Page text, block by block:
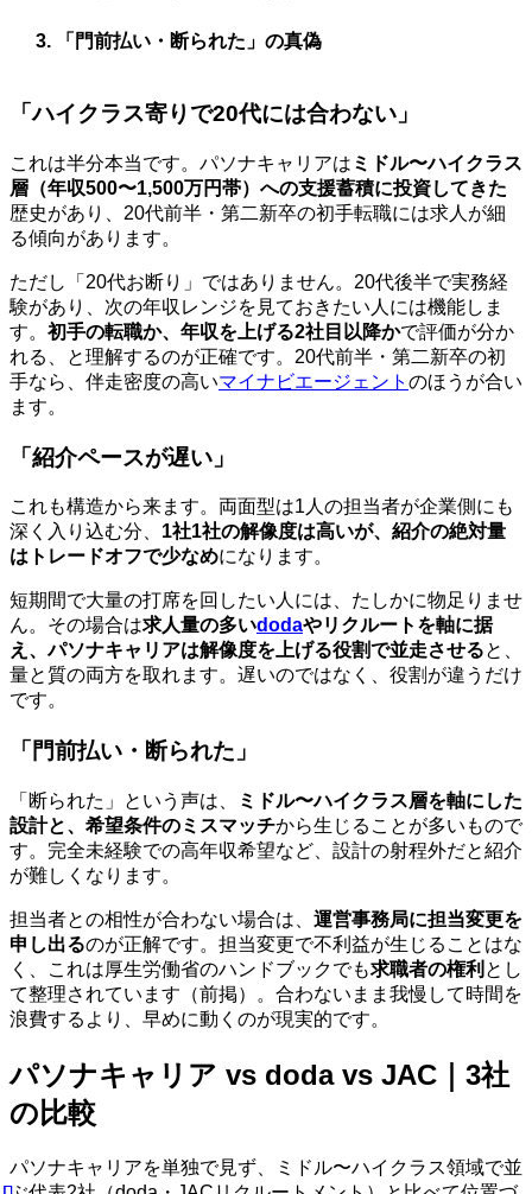
「門前払い・断られた」の真偽
「ハイクラス寄りで20代には合わない」
これは半分本当です。パソナキャリアは ミドル〜ハイクラス
層（年収500〜1,500万円帯）への支援蓄積に投資してきた
歴史があり、20代前半・第二新卒の初手転職には求人が細
る傾向があります。
ただし「20代お断り」ではありません。20代後半で実務経
験があり、次の年収レンジを見ておきたい人には機能しま
す。 初手の転職か、年収を上げる2社目以降かで評価が分か
れる、と理解するのが正確です。20代前半・第二新卒の初
手なら、伴走密度の高いマイナビエージェント のほうが合い
ます。
「紹介ペースが遅い」
これも構造から来ます。両面型は1人の担当者が企業側にも
深く入り込む分、 1社1社の解像度は高いが、紹介の絶対量
はトレードオフで少なめになります。
短期間で大量の打席を回したい人には、たしかに物足りませ
ん。その場合は求人量の多いdodaやリクルートを軸に据
え、パソナキャリアは解像度を上げる役割で並走させると、
量と質の両方を取れます。遅いのではなく、役割が違うだけ
です。
「門前払い・断られた」
「断られた」という声は、
ミドル〜ハイクラス層を軸にした
設計と、希望条件のミスマッチから生じることが多いもので
す。完全未経験での高年収希望など、設計の射程外だと紹介
が難しくなります。
担当者との相性が合わない場合は、 運営事務局に担当変更を
申し出るのが正解です。担当変更で不利益が生じることはな
く、これは厚生労働省のハンドブックでも求職者の権利 とし
て整理されています（前掲）。合わないまま我慢して時間を
浪費するより、早めに動くのが現実的です。
パソナキャリア vs doda vs JAC｜3社
の比較
パソナキャリアを単独で見ず、ミドル〜ハイクラス領域で並